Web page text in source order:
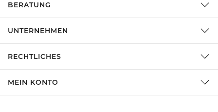
BERATUNG
UNTERNEHMEN
RECHTLICHES
MEIN KONTO